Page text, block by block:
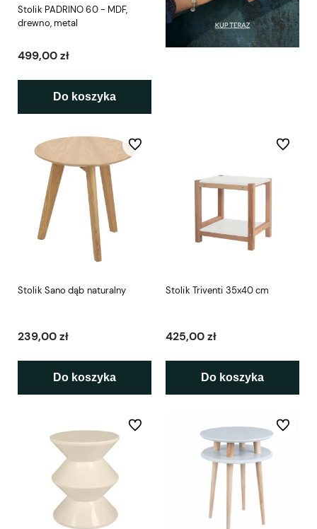
Stolik PADRINO 60 - MDF,
drewno, metal
499,00 zł
Do koszyka
Stolik Sano dąb naturalny
239,00 zł
Do koszyka
Do ulubionych
Stolik Triventi 35x40 cm
425,00 zł
Do koszyka
Do
Do ulubionych Do